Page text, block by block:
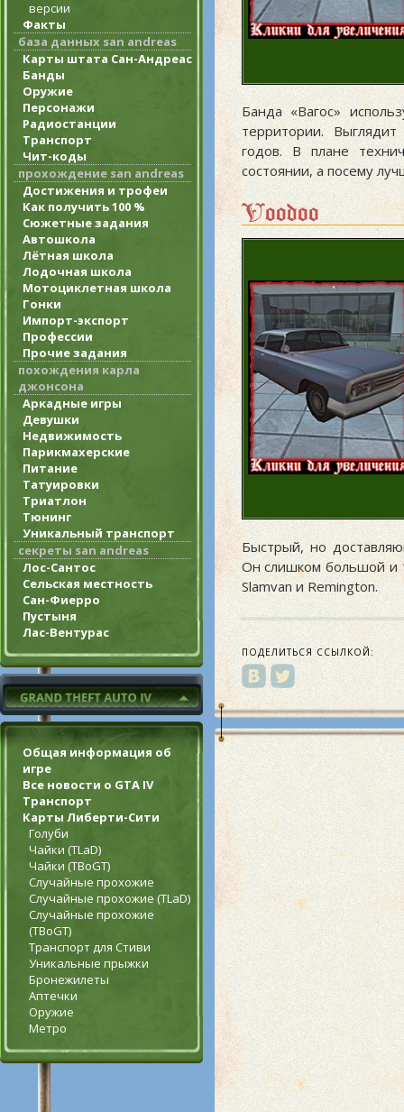
версии
Факты
база данных san andreas
Карты штата Сан-Андреас
Банды
Оружие
Персонажи
Радиостанции
Транспорт
Чит-коды
прохождение san andreas
Достижения и трофеи
Как получить 100 %
Сюжетные задания
Автошкола
Лётная школа
Лодочная школа
Мотоциклетная школа
Гонки
Импорт-экспорт
Профессии
Прочие задания
похождения карла
джонсона
Аркадные игры
Девушки
Недвижимость
Парикмахерские
Питание
Татуировки
Триатлон
Тюнинг
Уникальный транспорт
секреты san andreas
Лос-Сантос
Сельская местность
Сан-Фиерро
Пустыня
Лас-Вентурас
Общая информация об
игре
Все новости о GTA IV
Транспорт
Карты Либерти-Сити
Голуби
Чайки (TLaD)
Чайки (TBoGT)
Случайные прохожие
Случайные прохожие (TLaD)
Случайные прохожие
(TBoGT)
Транспорт для Стиви
Уникальные прыжки
Бронежилеты
Аптечки
Оружие
Метро
Банда «Вагос»
территории.
годов. В плане
состоянии, а посему
Voodoo
Быстрый, но
Он слишком большой и
Slamvan и Remington.
ПОДЕЛИТЬСЯ ССЫЛКОЙ: